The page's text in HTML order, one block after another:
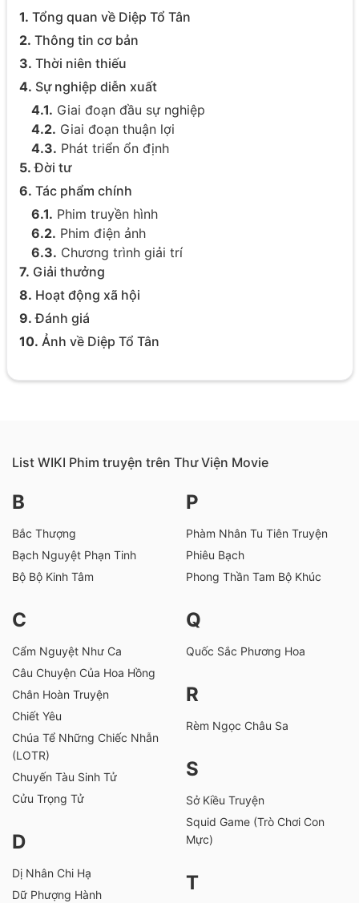
1. Tổng quan về Diệp Tổ Tân
2. Thông tin cơ bản
3. Thời niên thiếu
4. Sự nghiệp diễn xuất
4.1. Giai đoạn đầu sự nghiệp
4.2. Giai đoạn thuận lợi
4.3. Phát triển ổn định
5. Đời tư
6. Tác phẩm chính
6.1. Phim truyền hình
6.2. Phim điện ảnh
6.3. Chương trình giải trí
7. Giải thưởng
8. Hoạt động xã hội
9. Đánh giá
10. Ảnh về Diệp Tổ Tân
List WIKI Phim truyện trên Thư Viện Movie
B
Bắc Thượng
Bạch Nguyệt Phạn Tinh
Bộ Bộ Kinh Tâm
C
Cẩm Nguyệt Như Ca
Câu Chuyện Của Hoa Hồng
Chân Hoàn Truyện
Chiết Yêu
Chúa Tể Những Chiếc Nhẫn
(LOTR)
Chuyến Tàu Sinh Tử
Cửu Trọng Tử
D
Dị Nhân Chi Hạ
Dữ Phượng Hành
P
Phàm Nhân Tu Tiên Truyện
Phiêu Bạch
Phong Thần Tam Bộ Khúc
Q
Quốc Sắc Phương Hoa
R
Rèm Ngọc Châu Sa
S
Sở Kiều Truyện
Squid Game (Trò Chơi Con
Mực)
T